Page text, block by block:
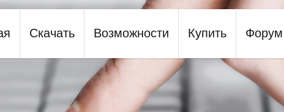
Скачать Возможности Купить Форум